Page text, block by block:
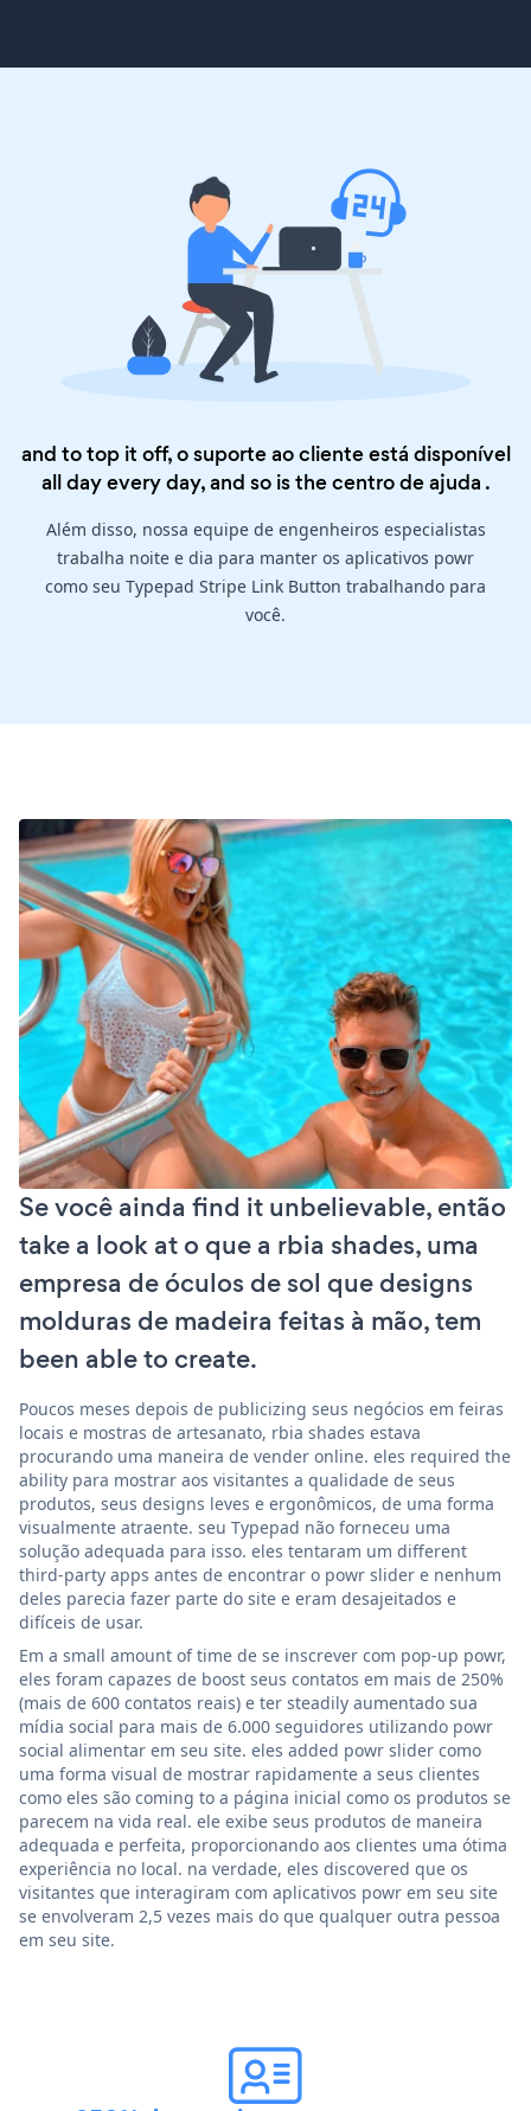
and to top it off, o suporte ao cliente está disponível
all day every day, and so is thecentro de ajuda .
Além disso, nossa equipe de engenheiros especialistas
trabalha noite e dia para manter os aplicativos powr
como seu Typepad Stripe Link Button trabalhando para
você.
Se você ainda find it unbelievable, então
take a look at o que a rbia shades, uma
empresa de óculos de sol que designs
molduras de madeira feitas à mão, tem
been able to create.
Poucos meses depois de publicizing seus negócios em feiras
locais e mostras de artesanato, rbia shades estava
procurando uma maneira de vender online. eles required the
ability para mostrar aos visitantes a qualidade de seus
produtos, seus designs leves e ergonômicos, de uma forma
visualmente atraente. seu Typepad não forneceu uma
solução adequada para isso. eles tentaram um different
third-party apps antes de encontrar o powr slider e nenhum
deles parecia fazer parte do site e eram desajeitados e
difíceis de usar.
Em a small amount of time de se inscrever com pop-up powr,
eles foram capazes de boost seus contatos em mais de 250%
(mais de 600 contatos reais) e ter steadily aumentado sua
mídia social para mais de 6.000 seguidores utilizando powr
social alimentar em seu site. eles added powr slider como
uma forma visual de mostrar rapidamente a seus clientes
como eles são coming to a página inicial como os produtos se
parecem na vida real. ele exibe seus produtos de maneira
adequada e perfeita, proporcionando aos clientes uma ótima
experiência no local. na verdade, eles discovered que os
visitantes que interagiram com aplicativos powr em seu site
se envolveram 2,5 vezes mais do que qualquer outra pessoa
em seu site.